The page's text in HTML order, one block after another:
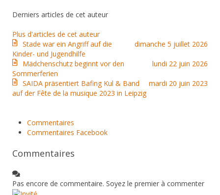
Derniers articles de cet auteur
Plus d'articles de cet auteur
dimanche 5 juillet 2026
Stade war ein Angriff auf die
Kinder- und Jugendhilfe
lundi 22 juin 2026
Mädchenschutz beginnt vor den
Sommerferien
mardi 20 juin 2023
SAIDA präsentiert Bafing Kul & Band
auf der Fête de la musique 2023 in Leipzig
Commentaires
Commentaires Facebook
Commentaires
Pas encore de commentaire. Soyez le premier à commenter